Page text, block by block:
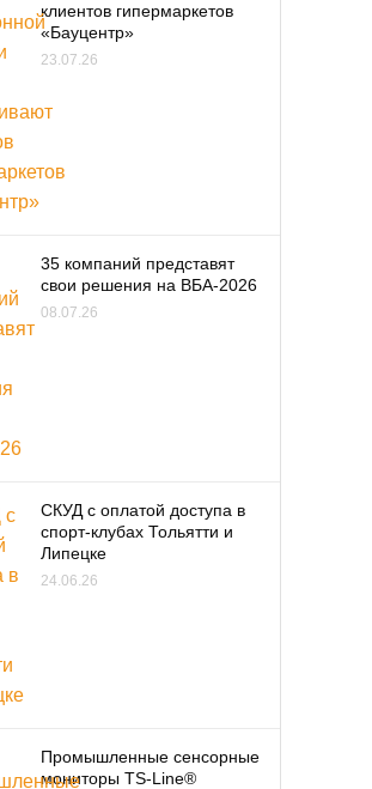
клиентов гипермаркетов
«Бауцентр»
23.07.26
35 компаний представят
свои решения на ВБА-2026
08.07.26
СКУД с оплатой доступа в
спорт-клубах Тольятти и
Липецке
24.06.26
Промышленные сенсорные
мониторы TS-Line®